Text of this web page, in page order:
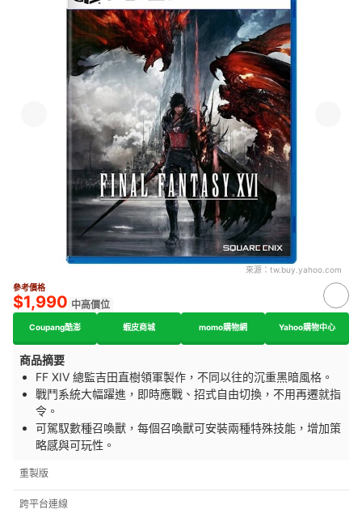
來源： tw.buy.yahoo.com
參考價格
$1,990 中高價位
Coupang酷澎 蝦皮商城 momo購物網 Yahoo購物中心
商品摘要
FF XIV 總監吉田直樹領軍製作，不同以往的沉重黑暗風格。
戰鬥系統大幅躍進，即時應戰、招式自由切換，不用再遷就指
令。
可駕馭數種召喚獸，每個召喚獸可安裝兩種特殊技能，增加策
略感與可玩性。
重製版
跨平台連線